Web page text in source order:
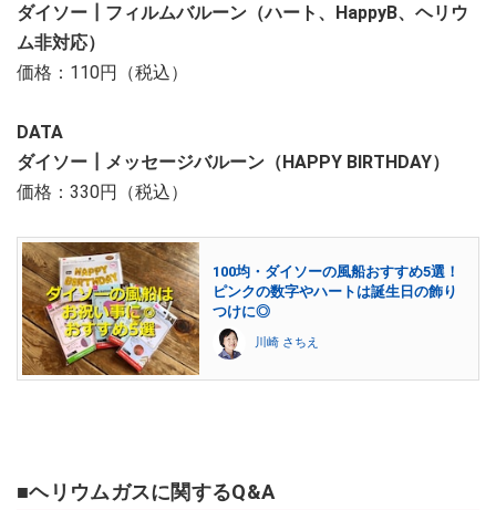
ダイソー┃フィルムバルーン（ハート、HappyB、ヘリウ
ム非対応）
価格：110円（税込）
DATA
ダイソー┃メッセージバルーン（HAPPY BIRTHDAY）
価格：330円（税込）
100均・ダイソーの風船おすすめ5選！
ピンクの数字やハートは誕生日の飾り
つけに◎
川崎 さちえ
■ヘリウムガスに関するQ&A